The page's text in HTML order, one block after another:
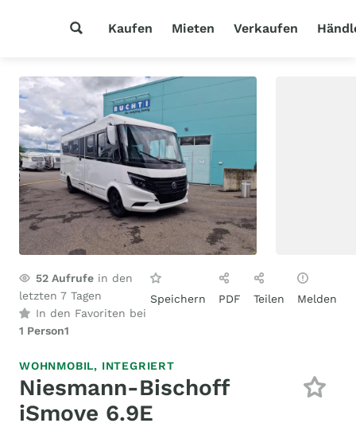
Kaufen Mieten Verkaufen
52 Aufrufe in den
letzten 7 Tagen
In den Favoriten bei
1 Person1
Speichern PDF Teilen Melden
WOHNMOBIL, INTEGRIERT
Niesmann-Bischoff
iSmove 6.9E